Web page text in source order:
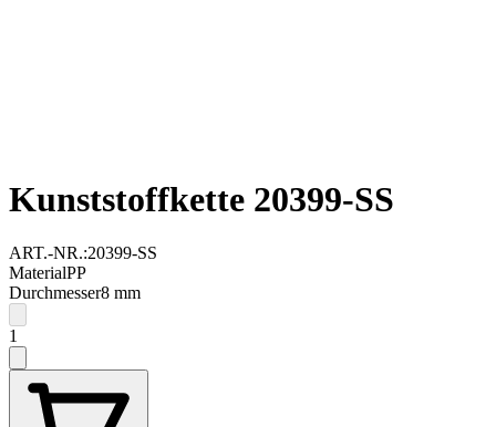
Kunststoffkette 20399-SS
ART.-NR.:20399-SS
MaterialPP
Durchmesser8 mm
1